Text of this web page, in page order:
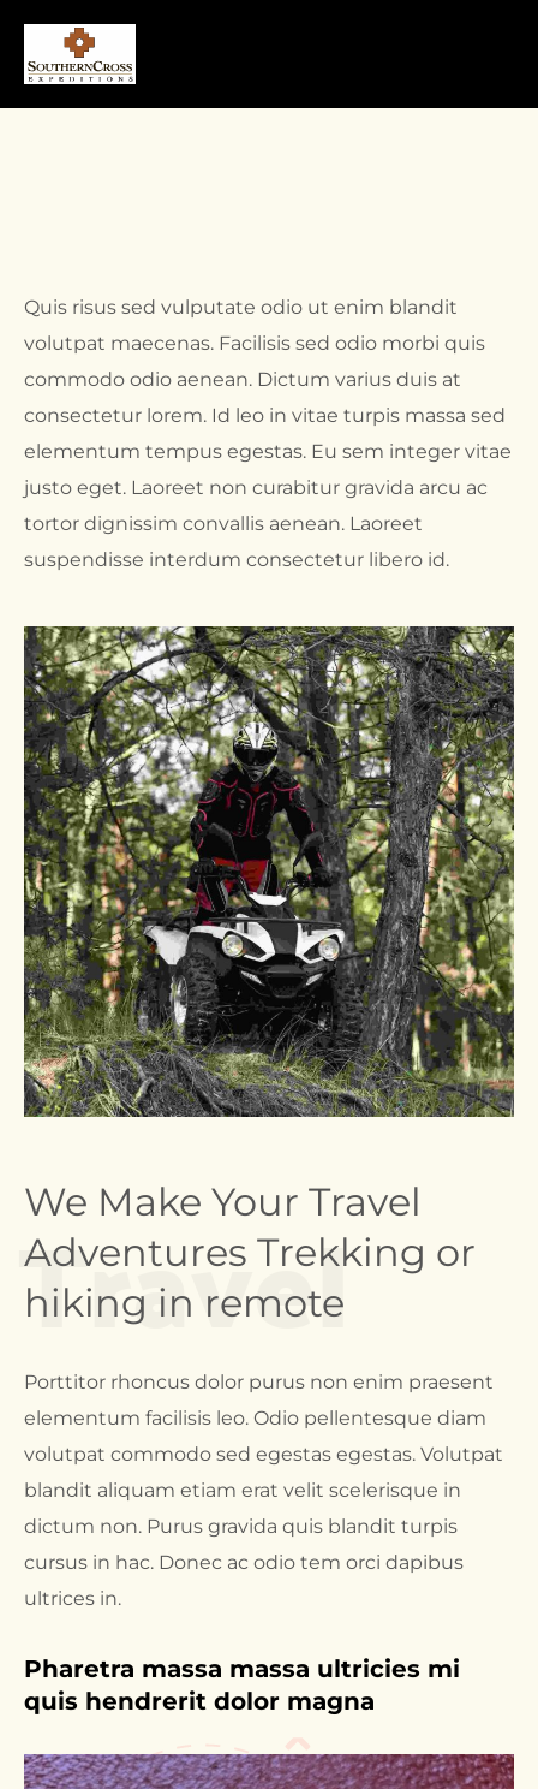
Travel
We Make Your Travel
Adventures Trekking or
hiking in remote
Porttitor rhoncus dolor purus non enim praesent
elementum facilisis leo. Odio pellentesque diam
volutpat commodo sed egestas egestas. Volutpat
blandit aliquam etiam erat velit scelerisque in
dictum non. Purus gravida quis blandit turpis
cursus in hac. Donec ac odio tem orci dapibus
ultrices in.
Pharetra massa massa ultricies mi
quis hendrerit dolor magna
Quis risus sed vulputate odio ut enim blandit
volutpat maecenas. Facilisis sed odio morbi quis
commodo odio aenean. Dictum varius duis at
consectetur lorem. Id leo in vitae turpis massa sed
elementum tempus egestas. Eu sem integer vitae
justo eget. Laoreet non curabitur gravida arcu ac
tortor dignissim convallis aenean. Laoreet
suspendisse interdum consectetur libero id.